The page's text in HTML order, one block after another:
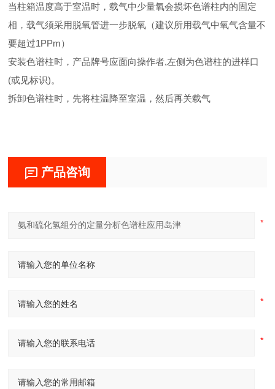
当柱箱温度高于室温时，载气中少量氧会损坏色谱柱内的固定
相，载气须采用脱氧管进一步脱氧（建议所用载气中氧气含量不
要超过1PPm）
安装色谱柱时，产品牌号应面向操作者,左侧为色谱柱的进样口
(或见标识)。
拆卸色谱柱时，先将柱温降至室温，然后再关载气
产品咨询